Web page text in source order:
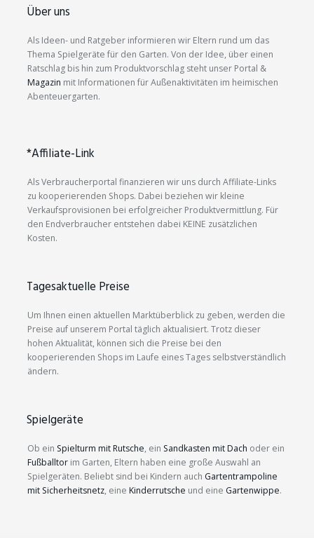
Über uns
Als Ideen- und Ratgeber informieren wir Eltern rund um das
Thema Spielgeräte für den Garten. Von der Idee, über einen
Ratschlag bis hin zum Produktvorschlag steht unser Portal &
Magazin mit Informationen für Außenaktivitäten im heimischen
Abenteuergarten.
*Affiliate-Link
Als Verbraucherportal finanzieren wir uns durch Affiliate-Links
zu kooperierenden Shops. Dabei beziehen wir kleine
Verkaufsprovisionen bei erfolgreicher Produktvermittlung. Für
den Endverbraucher entstehen dabei KEINE zusätzlichen
Kosten.
Tagesaktuelle Preise
Um Ihnen einen aktuellen Marktüberblick zu geben, werden die
Preise auf unserem Portal täglich aktualisiert. Trotz dieser
hohen Aktualität, können sich die Preise bei den
kooperierenden Shops im Laufe eines Tages selbstverständlich
ändern.
Spielgeräte
Ob ein Spielturm mit Rutsche, ein Sandkasten mit Dach oder ein
Fußballtor im Garten, Eltern haben eine große Auswahl an
Spielgeräten. Beliebt sind bei Kindern auch Gartentrampoline
mit Sicherheitsnetz, eine Kinderrutsche und eine Gartenwippe.